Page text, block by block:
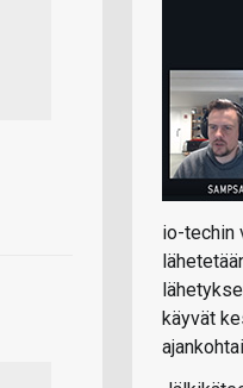
io-techin
käyvät